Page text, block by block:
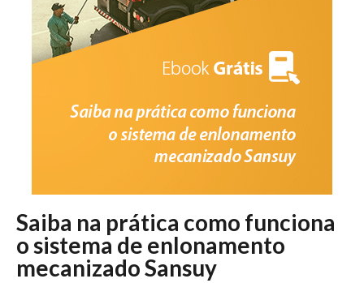
Saiba na prática como funciona
o sistema de enlonamento
mecanizado Sansuy